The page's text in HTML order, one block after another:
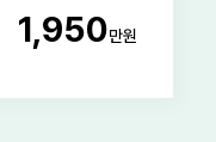
1,950만원